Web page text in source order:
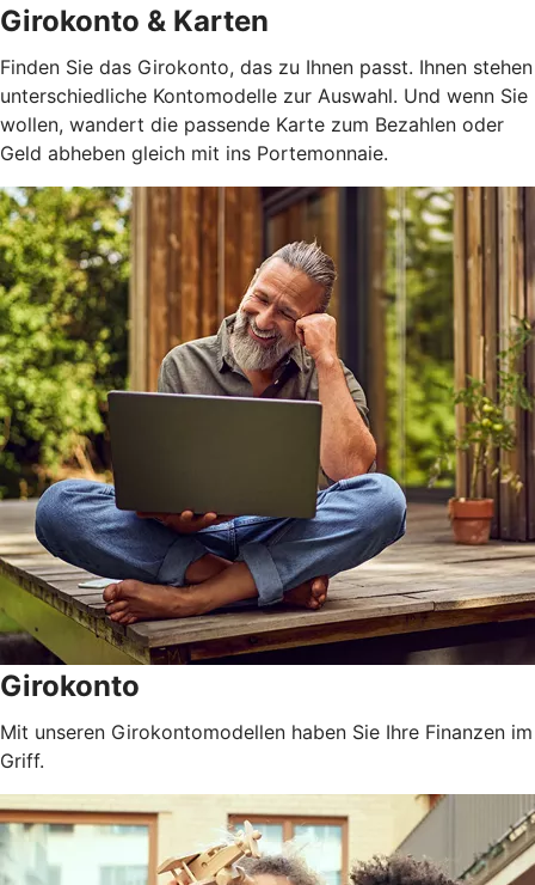
Girokonto & Karten
Finden Sie das Girokonto, das zu Ihnen passt. Ihnen stehen
unterschiedliche Kontomodelle zur Auswahl. Und wenn Sie
wollen, wandert die passende Karte zum Bezahlen oder
Geld abheben gleich mit ins Portemonnaie.
Girokonto
Mit unseren Girokontomodellen haben Sie Ihre Finanzen im
Griff.